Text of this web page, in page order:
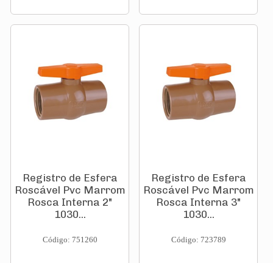
Registro de Esfera
Roscável Pvc Marrom
Rosca Interna 2"
1030...
Código: 751260
Registro de Esfera
Roscável Pvc Marrom
Rosca Interna 3"
1030...
Código: 723789